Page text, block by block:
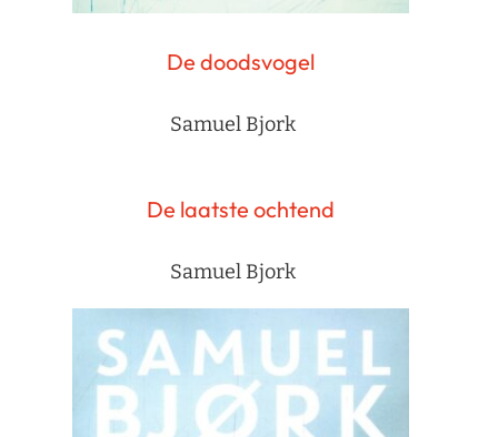
De doodsvogel
Samuel Bjork
De laatste ochtend
Samuel Bjork